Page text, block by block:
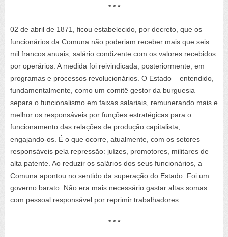
* * *
02 de abril de 1871, ficou estabelecido, por decreto, que os
funcionários da Comuna não poderiam receber mais que seis
mil francos anuais, salário condizente com os valores recebidos
por operários. A medida foi reivindicada, posteriormente, em
programas e processos revolucionários. O Estado – entendido,
fundamentalmente, como um comitê gestor da burguesia –
separa o funcionalismo em faixas salariais, remunerando mais e
melhor os responsáveis por funções estratégicas para o
funcionamento das relações de produção capitalista,
engajando-os. É o que ocorre, atualmente, com os setores
responsáveis pela repressão: juízes, promotores, militares de
alta patente. Ao reduzir os salários dos seus funcionários, a
Comuna apontou no sentido da superação do Estado. Foi um
governo barato. Não era mais necessário gastar altas somas
com pessoal responsável por reprimir trabalhadores.
* * *